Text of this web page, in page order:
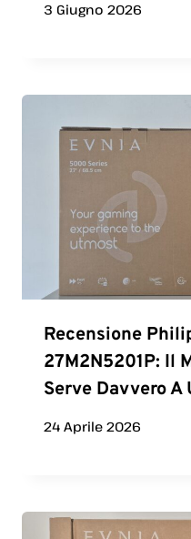
3 Giugno 2026
Recensione
27M2N5201P: Il
Serve Davvero A
24 Aprile 2026